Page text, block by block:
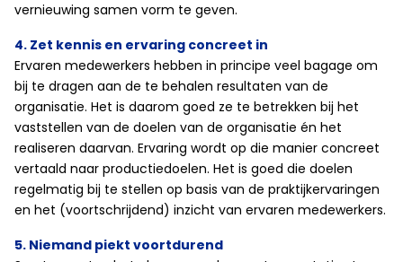
vernieuwing samen vorm te geven.
4. Zet kennis en ervaring concreet in
Ervaren medewerkers hebben in principe veel bagage om
bij te dragen aan de te behalen resultaten van de
organisatie. Het is daarom goed ze te betrekken bij het
vaststellen van de doelen van de organisatie én het
realiseren daarvan. Ervaring wordt op die manier concreet
vertaald naar productiedoelen. Het is goed die doelen
regelmatig bij te stellen op basis van de praktijkervaringen
en het (voortschrijdend) inzicht van ervaren medewerkers.
5. Niemand piekt voortdurend